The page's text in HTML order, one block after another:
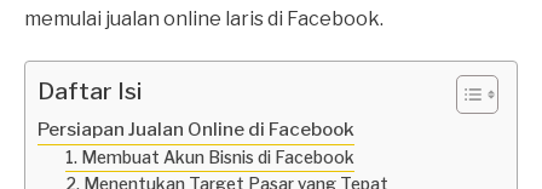
memulai jualan online laris di Facebook.
Daftar Isi
Persiapan Jualan Online di Facebook
1. Membuat Akun Bisnis di Facebook
2. Menentukan Target Pasar yang Tepat